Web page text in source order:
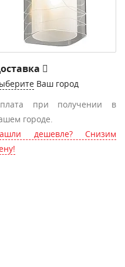
Ваш город
при получении в
городе.
дешевле? Снизим